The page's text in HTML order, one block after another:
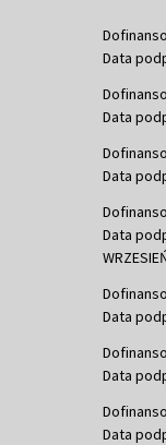
Data
Data
Data
Data
Data
Data
Data